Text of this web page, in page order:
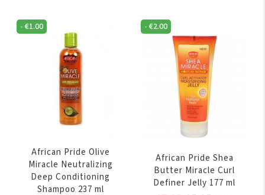
In
Conditioner
aantal
with
Conditioner
356
aantal
-€1.00
African Pride Olive
Miracle Neutralizing
Deep Conditioning
Shampoo 237 ml
-€2.00
African Pride Shea
Butter Miracle Curl
Definer Jelly 177 ml